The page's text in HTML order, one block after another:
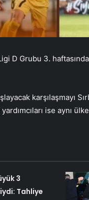
D Grubu 3.
karşılaşmayı
ise aynı
3
Tahliye